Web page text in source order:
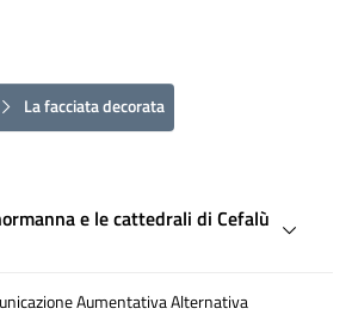
La facciata decorata
e le cattedrali di Cefalù
Aumentativa Alternativa